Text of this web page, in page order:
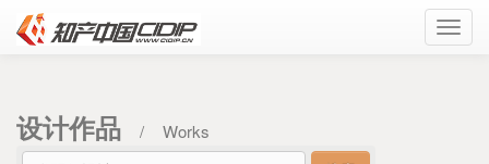
设计作品 / Works